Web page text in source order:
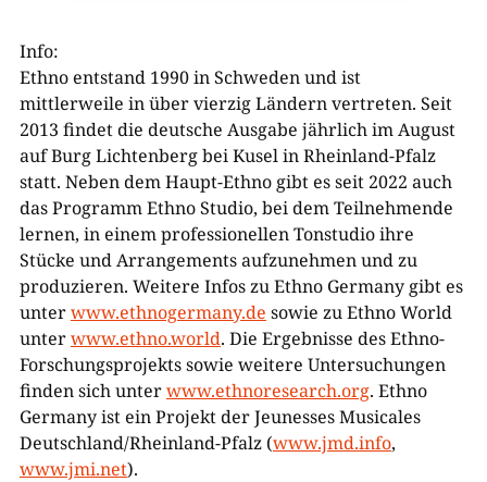
Info:
Ethno entstand 1990 in Schweden und ist
mittlerweile in über vierzig Ländern vertreten. Seit
2013 findet die deutsche Ausgabe jährlich im August
auf Burg Lichtenberg bei Kusel in Rheinland-Pfalz
statt. Neben dem Haupt-Ethno gibt es seit 2022 auch
das Programm Ethno Studio, bei dem Teilnehmende
lernen, in einem professionellen Tonstudio ihre
Stücke und Arrangements aufzunehmen und zu
produzieren. Weitere Infos zu Ethno Germany gibt es
unterwww.ethnogermany.de sowie zu Ethno World
unterwww.ethno.world. Die Ergebnisse des Ethno-
Forschungsprojekts sowie weitere Untersuchungen
finden sich unterwww.ethnoresearch.org. Ethno
Germany ist ein Projekt der Jeunesses Musicales
Deutschland/Rheinland-Pfalz (www.jmd.info,
www.jmi.net).